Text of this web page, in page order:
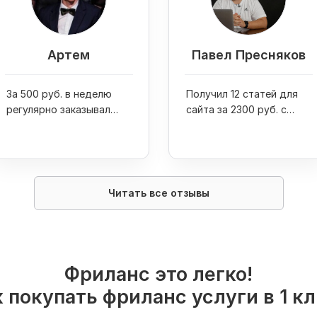
Артем
За 500 руб. в неделю
регулярно заказывал
текстов
Павел Пресняков
Получил 12 статей для
сайта за 2300 руб. с
Читать все отзывы
Фриланс это легко!
покупать фриланс услуги в 1